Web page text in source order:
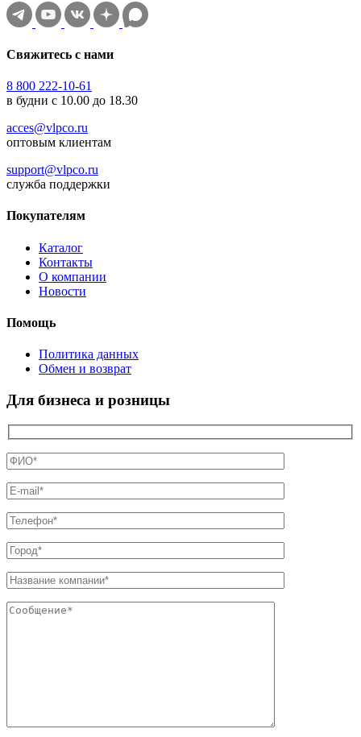
Свяжитесь с нами
8 800 222-10-61
в будни с 10.00 до 18.30
acces@vlpco.ru
оптовым клиентам
support@vlpco.ru
служба поддержки
Покупателям
Каталог
Контакты
О компании
Новости
Помощь
Политика данных
Обмен и возврат
Для бизнеса и розницы